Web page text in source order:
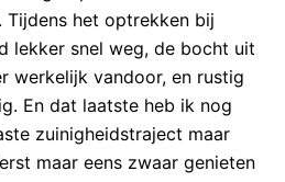
Tijdens het optrekken bij
lekker snel weg, de bocht uit
werkelijk vandoor, en rustig
En dat laatste heb ik nog
zuinigheidstraject maar
maar eens zwaar genieten